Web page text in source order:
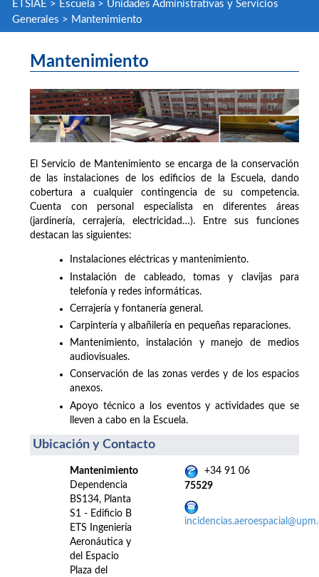
ETSIAE > Escuela> Unidades Administrativas y Servicios
Generales > Mantenimiento
Mantenimiento
El Servicio de Mantenimiento se encarga de la conservación
de las instalaciones de los edificios de la Escuela, dando
cobertura a cualquier contingencia de su competencia.
Cuenta con personal especialista en diferentes áreas
(jardinería, cerrajería, electricidad…). Entre sus funciones
destacan las siguientes:
Instalaciones eléctricas y mantenimiento.
Instalación de cableado, tomas y clavijas para
telefonía y redes informáticas.
Cerrajería y fontanería general.
Carpintería y albañilería en pequeñas reparaciones.
Mantenimiento, instalación y manejo de medios
audiovisuales.
Conservación de las zonas verdes y de los espacios
anexos.
Apoyo técnico a los eventos y actividades que se
lleven a cabo en la Escuela.
Ubicación y Contacto
Mantenimiento
Dependencia
BS134, Planta
S1 - Edificio B
ETS Ingeniería
Aeronáutica y
del Espacio
Plaza del
+34 91 06
75529